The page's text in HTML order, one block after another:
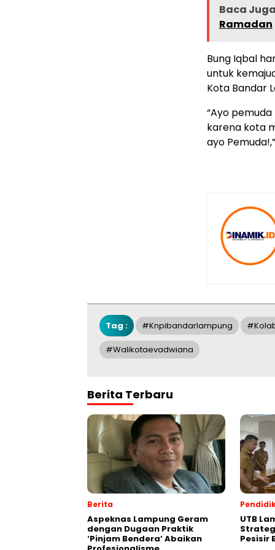
Baca
Ramadan
Bung Iqbal
untuk
Kota Bandar
“Ayo
karena kota
ayo
Tag : #knpibandarlampung
#walikotaevadwiana
Berita Terbaru
Berita
Aspeknas Lampung Geram
dengan Dugaan Praktik
‘Pinjam Bendera’ Abaikan
UTB
Pesisir